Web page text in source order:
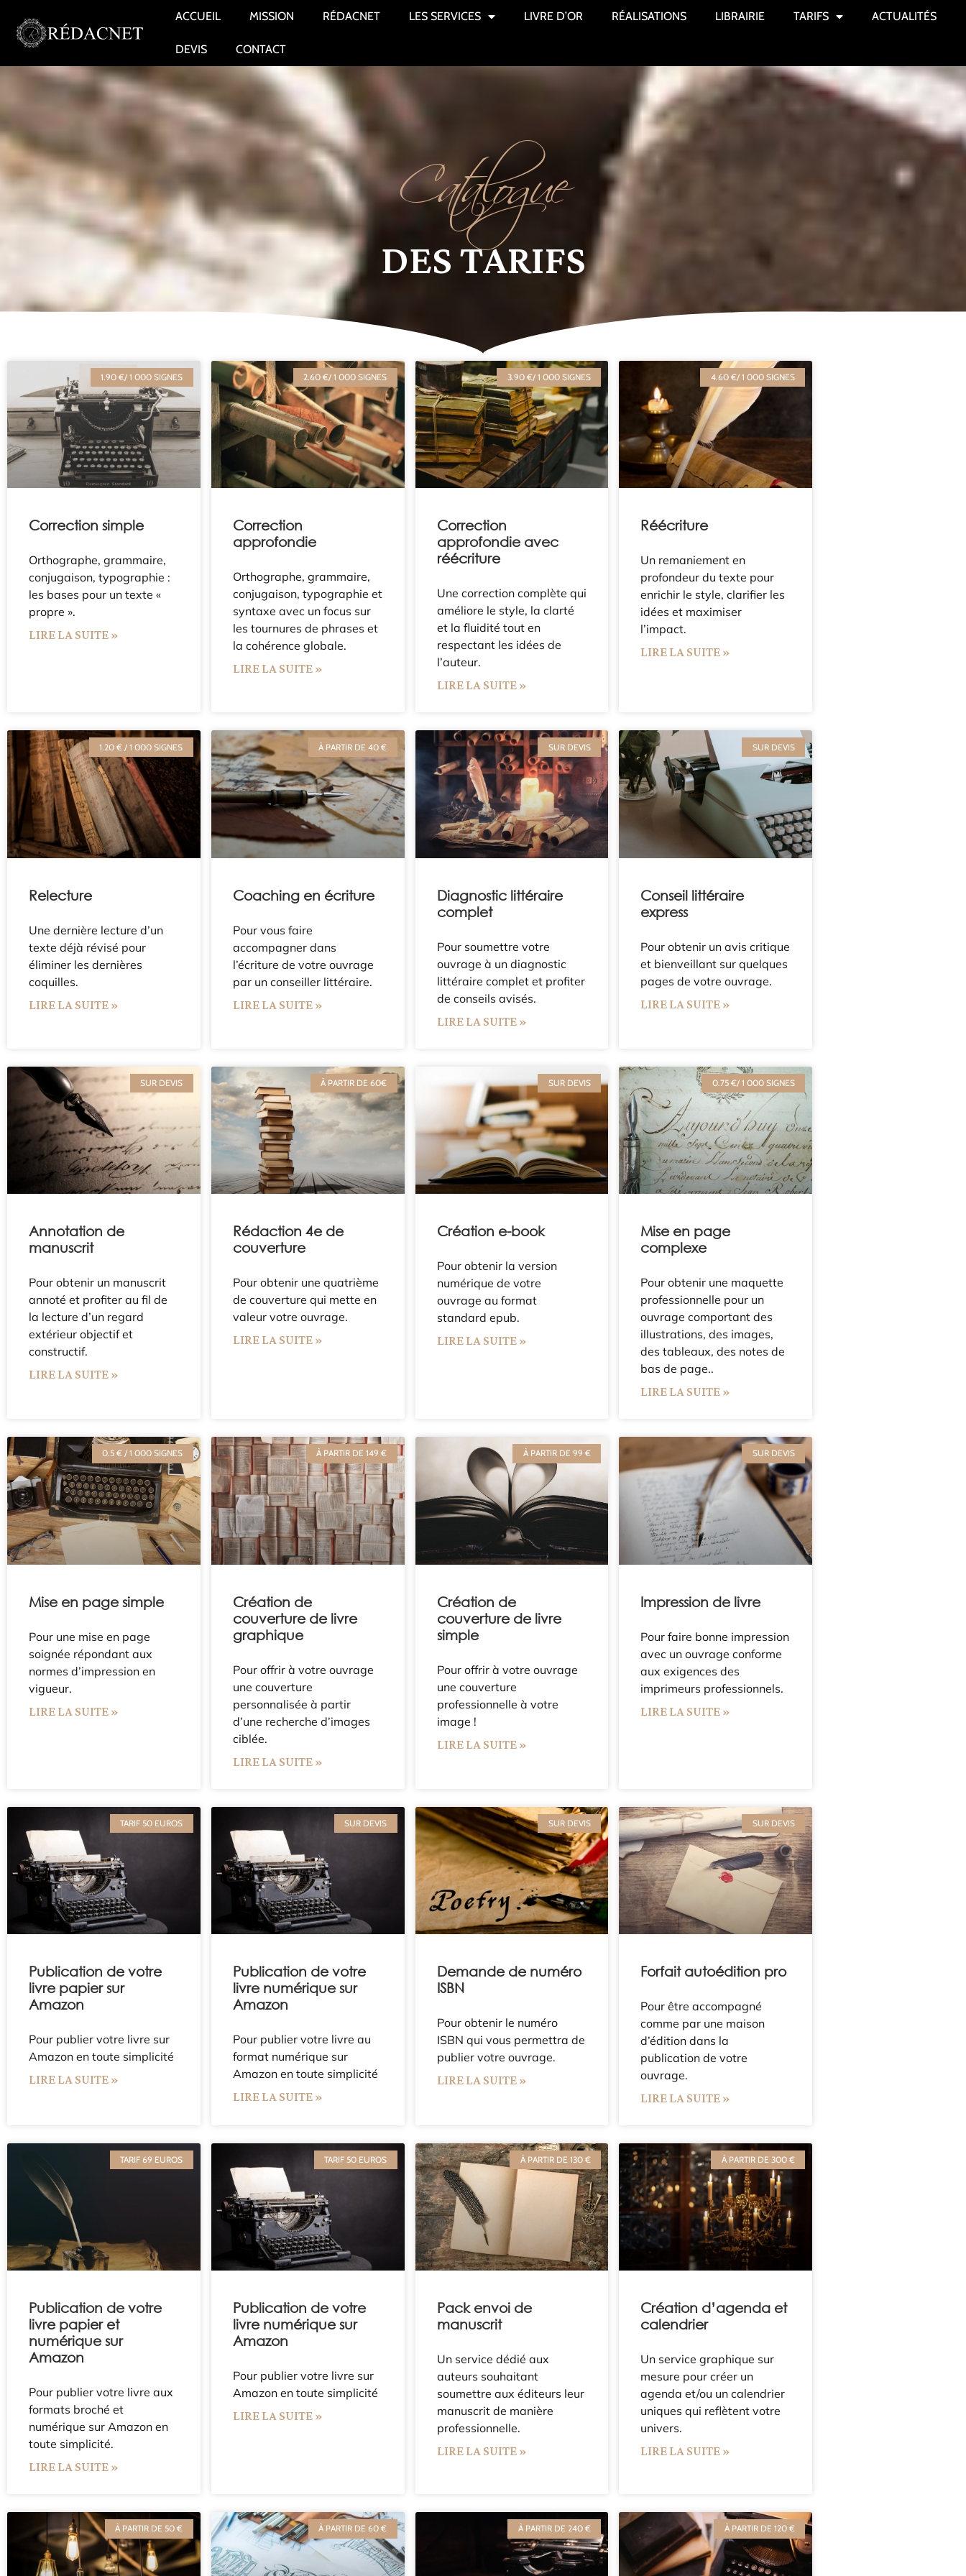
ACCUEIL MISSION RÉDACNET LES SERVICES LIVRE D’OR RÉALISATIONS LIBRAIRIE TARIFS ACTUALITÉS
DEVIS CONTACT
Catalogue
DES TARIFS
1.90 €/ 1 000 SIGNES
Correction simple
Orthographe, grammaire,
conjugaison, typographie :
les bases pour un texte «
propre ».
LIRE LA SUITE »
2.60 €/ 1 000 SIGNES
Correction
approfondie
Orthographe, grammaire,
conjugaison, typographie et
syntaxe avec un focus sur
les tournures de phrases et
la cohérence globale.
LIRE LA SUITE »
3.90 €/ 1 000 SIGNES
Correction
approfondie avec
réécriture
Une correction complète qui
améliore le style, la clarté
et la fluidité tout en
respectant les idées de
l’auteur.
LIRE LA SUITE »
4.60 €/ 1 000 SIGNES
Réécriture
Un remaniement en
profondeur du texte pour
enrichir le style, clarifier les
idées et maximiser
l’impact.
LIRE LA SUITE »
1.20 € / 1 000 SIGNES
Relecture
Une dernière lecture d’un
texte déjà révisé pour
éliminer les dernières
coquilles.
LIRE LA SUITE »
À PARTIR DE 40 €
Coaching en écriture
Pour vous faire
accompagner dans
l’écriture de votre ouvrage
par un conseiller littéraire.
LIRE LA SUITE »
SUR DEVIS
Diagnostic littéraire
complet
Pour soumettre votre
ouvrage à un diagnostic
littéraire complet et profiter
de conseils avisés.
LIRE LA SUITE »
SUR DEVIS
Conseil littéraire
express
Pour obtenir un avis critique
et bienveillant sur quelques
pages de votre ouvrage.
LIRE LA SUITE »
SUR DEVIS
Annotation de
manuscrit
Pour obtenir un manuscrit
annoté et profiter au fil de
la lecture d’un regard
extérieur objectif et
constructif.
LIRE LA SUITE »
À PARTIR DE 60€
Rédaction 4e de
couverture
Pour obtenir une quatrième
de couverture qui mette en
valeur votre ouvrage.
LIRE LA SUITE »
SUR DEVIS
Création e-book
Pour obtenir la version
numérique de votre
ouvrage au format
standard epub.
LIRE LA SUITE »
0.75 €/ 1 000 SIGNES
Mise en page
complexe
Pour obtenir une maquette
professionnelle pour un
ouvrage comportant des
illustrations, des images,
des tableaux, des notes de
bas de page..
LIRE LA SUITE »
0.5 € / 1 000 SIGNES
Mise en page simple
Pour une mise en page
soignée répondant aux
normes d’impression en
vigueur.
LIRE LA SUITE »
À PARTIR DE 149 €
Création de
couverture de livre
graphique
Pour offrir à votre ouvrage
une couverture
personnalisée à partir
d’une recherche d’images
ciblée.
LIRE LA SUITE »
À PARTIR DE 99 €
Création de
couverture de livre
simple
Pour offrir à votre ouvrage
une couverture
professionnelle à votre
image !
LIRE LA SUITE »
SUR DEVIS
Impression de livre
Pour faire bonne impression
avec un ouvrage conforme
aux exigences des
imprimeurs professionnels.
LIRE LA SUITE »
TARIF 50 EUROS
Publication de votre
livre papier sur
Amazon
Pour publier votre livre sur
Amazon en toute simplicité
LIRE LA SUITE »
SUR DEVIS
Publication de votre
livre numérique sur
Amazon
Pour publier votre livre au
format numérique sur
Amazon en toute simplicité
LIRE LA SUITE »
SUR DEVIS
Demande de numéro
ISBN
Pour obtenir le numéro
ISBN qui vous permettra de
publier votre ouvrage.
LIRE LA SUITE »
SUR DEVIS
Forfait autoédition pro
Pour être accompagné
comme par une maison
d’édition dans la
publication de votre
ouvrage.
LIRE LA SUITE »
TARIF 69 EUROS
Publication de votre
livre papier et
numérique sur
Amazon
Pour publier votre livre aux
formats broché et
numérique sur Amazon en
toute simplicité.
LIRE LA SUITE »
TARIF 50 EUROS
Publication de votre
livre numérique sur
Amazon
Pour publier votre livre sur
Amazon en toute simplicité
LIRE LA SUITE »
À PARTIR DE 130 €
Pack envoi de
manuscrit
Un service dédié aux
auteurs souhaitant
soumettre aux éditeurs leur
manuscrit de manière
professionnelle.
LIRE LA SUITE »
À PARTIR DE 300 €
Création d’agenda et
calendrier
Un service graphique sur
mesure pour créer un
agenda et/ou un calendrier
uniques qui reflètent votre
univers.
LIRE LA SUITE »
À PARTIR DE 50 € À PARTIR DE 60 € À PARTIR DE 240 € À PARTIR DE 120 €